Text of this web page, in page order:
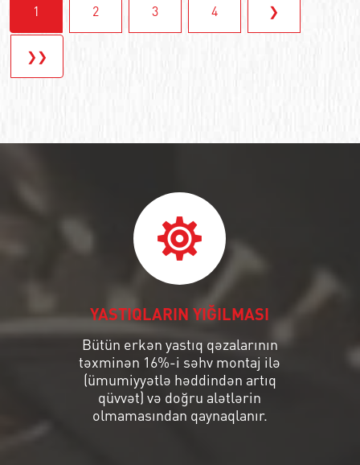
1 2 3 4 ❯
❯❯
YASTIQLARIN YIĞILMASI
Bütün erkən yastıq qəzalarının
təxminən 16%-i səhv montaj ilə
(ümumiyyətlə həddindən artıq
qüvvət) və doğru alətlərin
olmamasından qaynaqlanır.